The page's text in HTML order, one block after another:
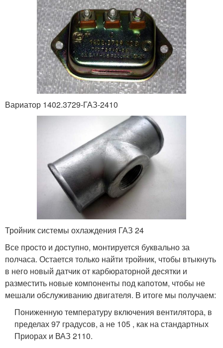
Вариатор 1402.3729-ГАЗ-2410
Тройник системы охлаждения ГАЗ 24
Все просто и доступно, монтируется буквально за
полчаса. Остается только найти тройник, чтобы втыкнуть
в него новый датчик от карбюраторной десятки и
разместить новые компоненты под капотом, чтобы не
мешали обслуживанию двигателя. В итоге мы получаем:
Пониженную температуру включения вентилятора, в
пределах 97 градусов, а не 105 , как на стандартных
Приорах и ВАЗ 2110.